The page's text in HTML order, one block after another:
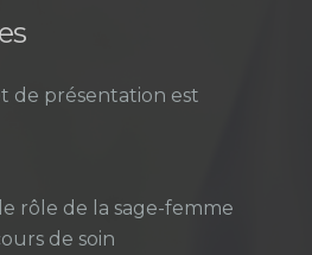
de présentation est
rôle de la sage-femme
de soin